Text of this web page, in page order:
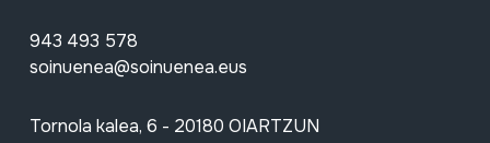
943 493 578
soinuenea@soinuenea.eus
Tornola kalea, 6 - 20180 OIARTZUN